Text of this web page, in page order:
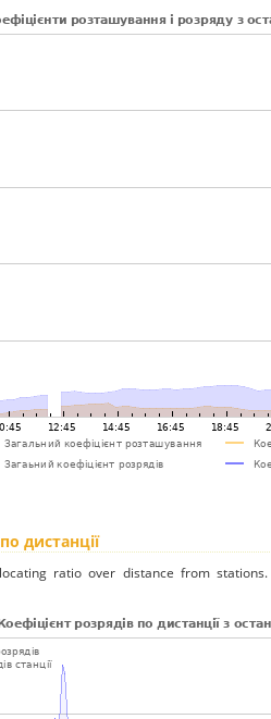
дистанції
ratio over distance from